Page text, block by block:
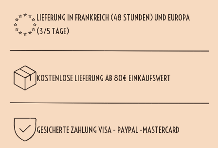
LIEFERUNG IN FRANKREICH (48 STUNDEN) UND EUROPA
(3/5 TAGE)
KOSTENLOSE LIEFERUNG AB 80€ EINKAUFSWERT
GESICHERTE ZAHLUNG VISA - PAYPAL -MASTERCARD